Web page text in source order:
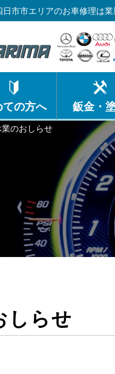
市市エリアのお車修理は
ての方へ 鈑金・
のおしらせ
しらせ